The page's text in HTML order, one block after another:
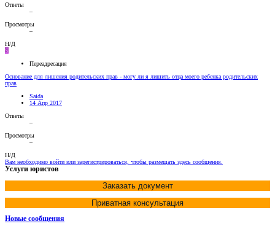
Ответы
–
Просмотры
–
Н/Д
S
Переадресация
Основание для лишения родительских прав - могу ли я лишить отца моего ребенка родительских
прав
Saida
14 Апр 2017
Ответы
–
Просмотры
–
Н/Д
Вам необходимо войти или зарегистрироваться, чтобы размещать здесь сообщения.
Услуги юристов
Заказать документ
Приватная консультация
Новые сообщения